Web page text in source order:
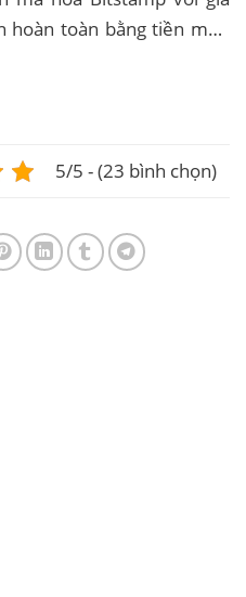
toàn bằng tiền mặt.
5/5 - (23 bình chọn)